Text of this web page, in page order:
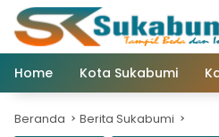
Langsung
konten
Home
Kota Sukabumi
Beranda Berita Sukabumi